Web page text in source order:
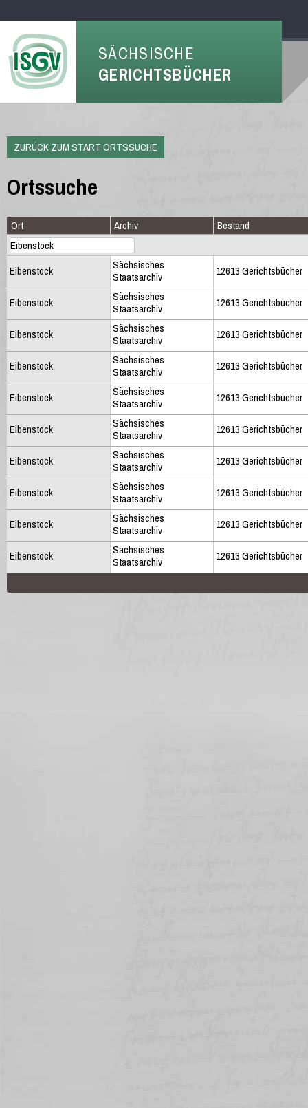
SÄCHSISCHE
GERICHTSBÜCHER
ZURÜCK ZUM START ORTSSUCHE
Ortssuche
Ort Archiv Bestand
Eibenstock
Sächsisches
Staatsarchiv
12613 Gerichtsbücher
Eibenstock
Sächsisches
Staatsarchiv
12613 Gerichtsbücher
Eibenstock
Sächsisches
Staatsarchiv
12613 Gerichtsbücher
Eibenstock
Sächsisches
Staatsarchiv
12613 Gerichtsbücher
Eibenstock
Sächsisches
Staatsarchiv
12613 Gerichtsbücher
Eibenstock
Sächsisches
Staatsarchiv
12613 Gerichtsbücher
Eibenstock
Sächsisches
Staatsarchiv
12613 Gerichtsbücher
Eibenstock
Sächsisches
Staatsarchiv
12613 Gerichtsbücher
Eibenstock
Sächsisches
Staatsarchiv
12613 Gerichtsbücher
Eibenstock
Sächsisches
Staatsarchiv
12613 Gerichtsbücher